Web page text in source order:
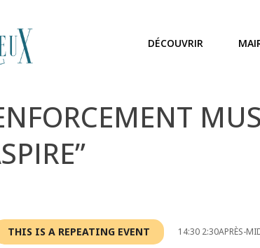
DÉCOUVRIR
THIS IS A REPEATING EVENT 14:30 2:30APRÈS-